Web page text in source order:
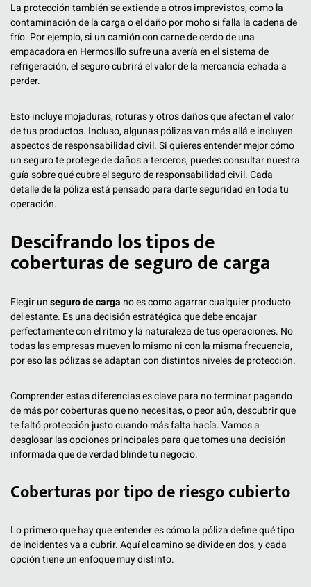
La protección también se extiende a otros imprevistos, como la
contaminación de la carga o el daño por moho si falla la cadena de
frío. Por ejemplo, si un camión con carne de cerdo de una
empacadora en Hermosillo sufre una avería en el sistema de
refrigeración, el seguro cubrirá el valor de la mercancía echada a
perder.
Esto incluye mojaduras, roturas y otros daños que afectan el valor
de tus productos. Incluso, algunas pólizas van más allá e incluyen
aspectos de responsabilidad civil. Si quieres entender mejor cómo
un seguro te protege de daños a terceros, puedes consultar nuestra
guía sobrequé cubre el seguro de responsabilidad civil. Cada
detalle de la póliza está pensado para darte seguridad en toda tu
operación.
Descifrando los tipos de
coberturas de seguro de carga
Elegir unseguro de carga no es como agarrar cualquier producto
del estante. Es una decisión estratégica que debe encajar
perfectamente con el ritmo y la naturaleza de tus operaciones. No
todas las empresas mueven lo mismo ni con la misma frecuencia,
por eso las pólizas se adaptan con distintos niveles de protección.
Comprender estas diferencias es clave para no terminar pagando
de más por coberturas que no necesitas, o peor aún, descubrir que
te faltó protección justo cuando más falta hacía. Vamos a
desglosar las opciones principales para que tomes una decisión
informada que de verdad blinde tu negocio.
Coberturas por tipo de riesgo cubierto
Lo primero que hay que entender es cómo la póliza define qué tipo
de incidentes va a cubrir. Aquí el camino se divide en dos, y cada
opción tiene un enfoque muy distinto.